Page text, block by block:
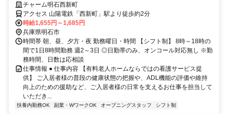
ける｜東証プライム上場企業
チャーム明石西新町
アクセス 山陽電鉄「西新町」駅より徒歩約2分
時給1,655円～1,685円
兵庫県明石市
時間帯 朝、昼、夕方・夜 勤務曜日・時間 【シフト制】 8時～18時の
間で1日8時間勤務 週2～3日 ◎日勤帯のみ、オンコール対応無し ※勤
務時間、日数は応相談
仕事情報 ● 仕事内容 【有料老人ホームならではの看護サービス提
供】 ご入居者様の普段の健康状態の把握や、ADL機能の評価や維持
向上のための援助など、ご入居者様の日常を支えるお仕事を担当して
いただき...
扶養内勤務OK 副業・WワークOK オープニングスタッフ シフト制